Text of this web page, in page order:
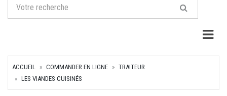
ACCUEIL COMMANDER EN LIGNE
TRAITEUR
LES VIANDES CUISINÉS